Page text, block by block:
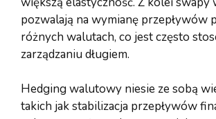
pozwalają na wymianę przepływów
różnych walutach, co jest często
zarządzaniu długiem.
Hedging walutowy niesie ze sobą
takich jak stabilizacja przepływów